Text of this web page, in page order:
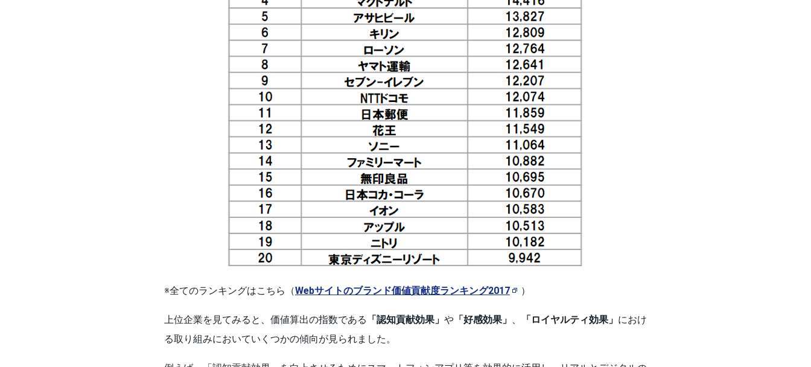
※全てのランキングはこちら（Webサイトのブランド価値貢献度ランキング2017 ）
上位企業を見てみると、価値算出の指数である 「認知貢献効果」 や 「好感効果」 、 「ロイヤルティ効果」 におけ
る取り組みにおいていくつかの傾向が見られました。